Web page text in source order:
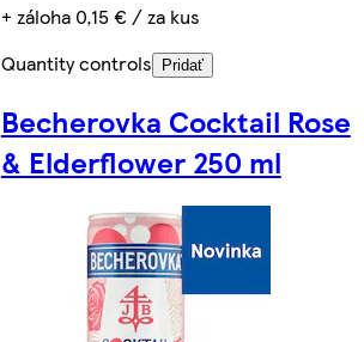
+ záloha 0,15 € / za kus
Quantity controls
Pridať
Becherovka Cocktail Rose
& Elderflower 250 ml